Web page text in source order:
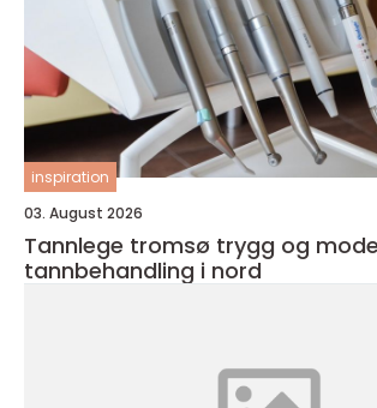
inspiration
03. August 2026
Tannlege tromsø trygg og moderne
tannbehandling i nord